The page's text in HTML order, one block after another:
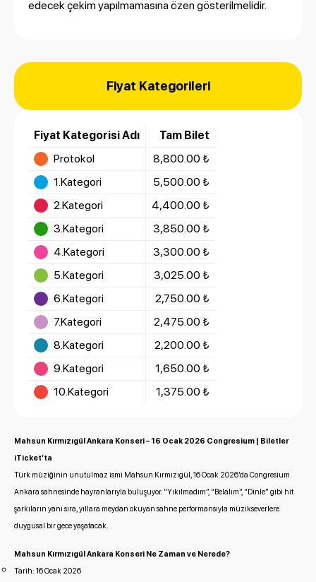
edecek çekim yapılmamasına özen gösterilmelidir.
Fiyat Kategorileri
Fiyat Kategorisi Adı
Tam Bilet
Protokol
8,800.00 ₺
1.Kategori
5,500.00 ₺
2.Kategori
4,400.00 ₺
3.Kategori
3,850.00 ₺
4.Kategori
3,300.00 ₺
5.Kategori
3,025.00 ₺
6.Kategori
2,750.00 ₺
7.Kategori
2,475.00 ₺
8.Kategori
2,200.00 ₺
9.Kategori
1,650.00 ₺
10.Kategori
1,375.00 ₺
Mahsun Kırmızıgül Ankara Konseri – 16 Ocak 2026 Congresium | Biletler
iTicket’ta
Türk müziğinin unutulmaz ismi Mahsun Kırmızıgül, 16 Ocak 2026’da Congresium
Ankara sahnesinde hayranlarıyla buluşuyor. “Yıkılmadım”, “Belalım”, “Dinle” gibi hit
şarkıların yanı sıra, yıllara meydan okuyan sahne performansıyla müzikseverlere
duygusal bir gece yaşatacak.
Mahsun Kırmızıgül Ankara Konseri Ne Zaman ve Nerede?
Tarih: 16 Ocak 2026